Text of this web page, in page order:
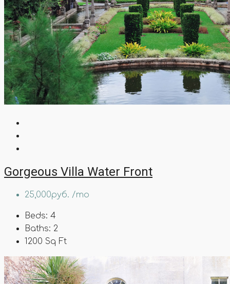
Gorgeous Villa Water Front
25,000руб. /mo
Beds: 4
Baths: 2
1200 Sq Ft